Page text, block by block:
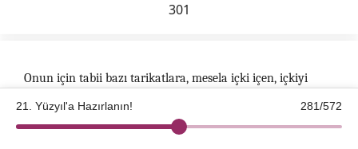
21. Yüzyıl'a Hazırlanın! 281/572
301
Onun için tabii bazı tarikatlara, mesela içki içen, içkiyi
aşkullahı, muhabbetullahı açmak için vasıta sayıp da, bir de
meşrulaştırmaya çalışan bazı tarikatları sevemedim, sevemeyiz,
©2026 Kotku Enstitüsü v2.8.3